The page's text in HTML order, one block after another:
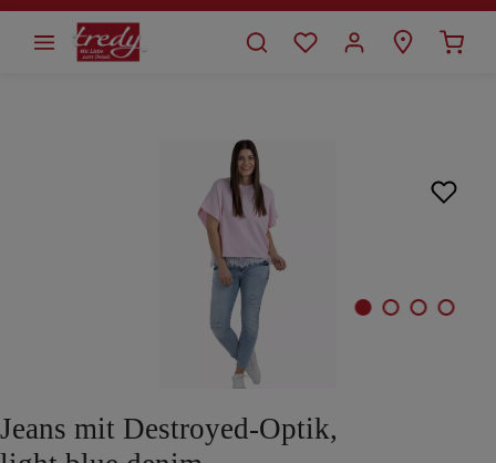
springen
Jeans mit Destroyed-Optik,